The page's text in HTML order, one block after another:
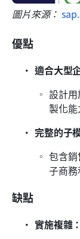
圖片來源：
優點
適合大型
設計
製化能
完整的子
包含
子商務
缺點
實施複雜：